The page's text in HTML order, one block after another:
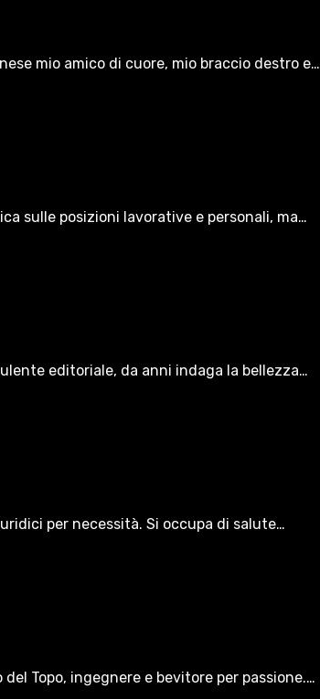
mio amico di cuore, mio braccio destro e…
sulle posizioni lavorative e personali, ma…
editoriale, da anni indaga la bellezza…
per necessità. Si occupa di salute…
del Topo, ingegnere e bevitore per passione.…